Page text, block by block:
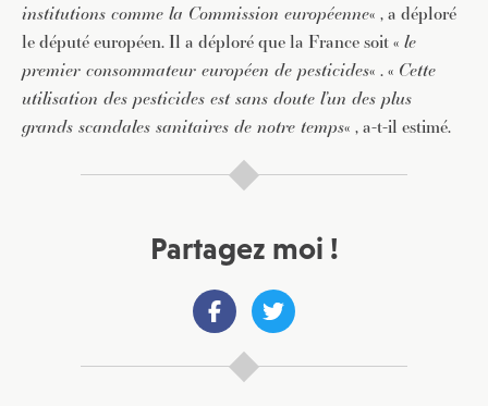
institutions comme la Commission européenne« , a déploré
le député européen. Il a déploré que la France soit « le
premier consommateur européen de pesticides« . « Cette
utilisation des pesticides est sans doute l’un des plus
grands scandales sanitaires de notre temps« , a-t-il estimé.
Partagez moi !